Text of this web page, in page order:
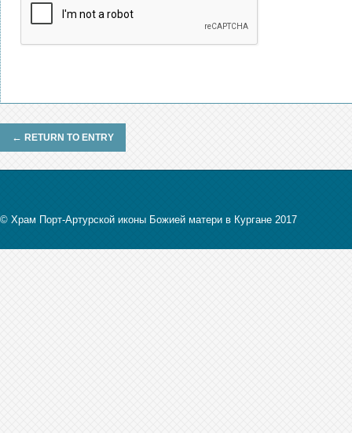
← RETURN TO ENTRY
© Храм Порт-Артурской иконы Божией матери в Кургане 2017